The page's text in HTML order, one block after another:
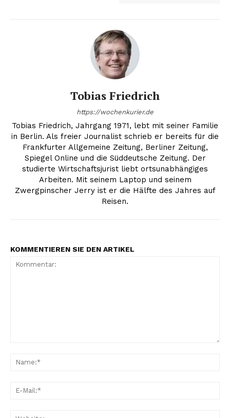
Tobias Friedrich
https://wochenkurier.de
Tobias Friedrich, Jahrgang 1971, lebt mit seiner Familie
in Berlin. Als freier Journalist schrieb er bereits für die
Frankfurter Allgemeine Zeitung, Berliner Zeitung,
Spiegel Online und die Süddeutsche Zeitung. Der
studierte Wirtschaftsjurist liebt ortsunabhängiges
Arbeiten. Mit seinem Laptop und seinem
Zwergpinscher Jerry ist er die Hälfte des Jahres auf
Reisen.
KOMMENTIEREN SIE DEN ARTIKEL